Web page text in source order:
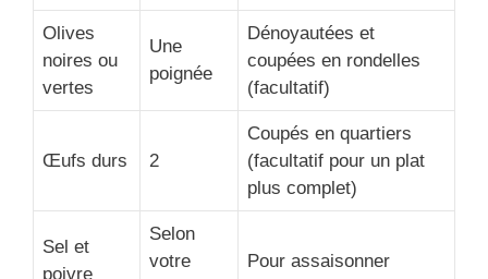
Olives
noires ou
vertes
Une
poignée
Dénoyautées et
coupées en rondelles
(facultatif)
Œufs durs 2
Coupés en quartiers
(facultatif pour un plat
plus complet)
Sel et
poivre
Selon
votre
Pour assaisonner